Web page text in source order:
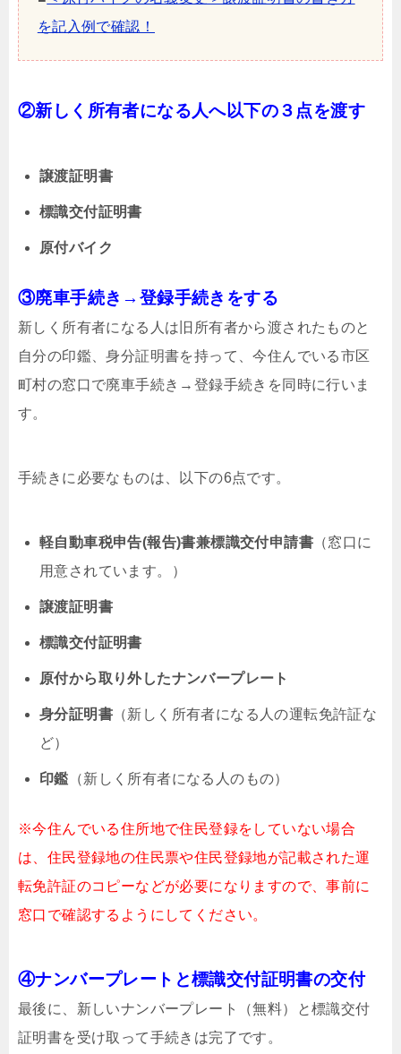
を記入例で確認！
②新しく所有者になる人へ以下の３点を渡す
譲渡証明書
標識交付証明書
原付バイク
③廃車手続き→登録手続きをする
新しく所有者になる人は旧所有者から渡されたものと
自分の印鑑、身分証明書を持って、今住んでいる市区
町村の窓口で廃車手続き→登録手続きを同時に行いま
す。
手続きに必要なものは、以下の6点です。
軽自動車税申告(報告)書兼標識交付申請書 （窓口に
用意されています。）
譲渡証明書
標識交付証明書
原付から取り外したナンバープレート
身分証明書 （新しく所有者になる人の運転免許証な
ど）
印鑑 （新しく所有者になる人のもの）
※今住んでいる住所地で住民登録をしていない場合
は、住民登録地の住民票や住民登録地が記載された運
転免許証のコピーなどが必要になりますので、事前に
窓口で確認するようにしてください。
④ナンバープレートと標識交付証明書の交付
最後に、新しいナンバープレート（無料）と標識交付
証明書を受け取って手続きは完了です。